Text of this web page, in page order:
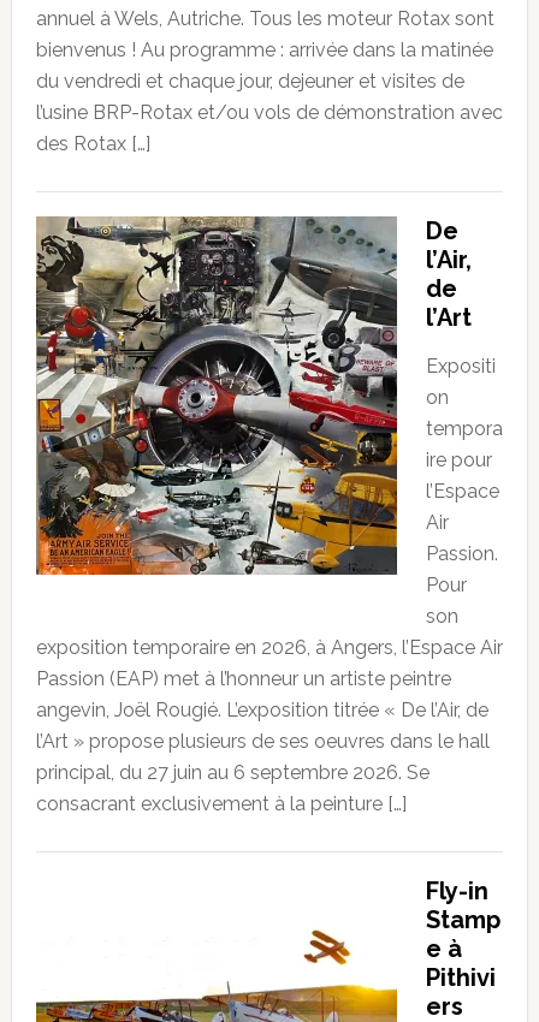
annuel à Wels, Autriche. Tous les moteur Rotax sont
bienvenus ! Au programme : arrivée dans la matinée
du vendredi et chaque jour, dejeuner et visites de
l’usine BRP-Rotax et/ou vols de démonstration avec
des Rotax […]
De
l’Air,
de
l’Art
Expositi
on
tempora
ire pour
l’Espace
Air
Passion.
Pour
son
exposition temporaire en 2026, à Angers, l’Espace Air
Passion (EAP) met à l’honneur un artiste peintre
angevin, Joël Rougié. L’exposition titrée « De l’Air, de
l’Art » propose plusieurs de ses oeuvres dans le hall
principal, du 27 juin au 6 septembre 2026. Se
consacrant exclusivement à la peinture […]
Fly-in
Stamp
e à
Pithivi
ers